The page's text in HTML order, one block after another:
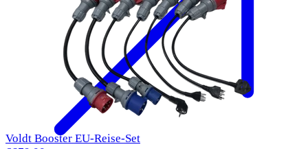
Voldt Booster EU-Reise-Set